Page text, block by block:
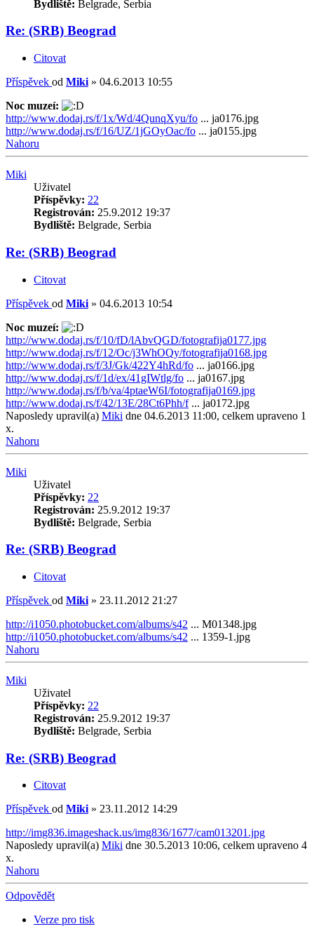
Bydliště: Belgrade, Serbia
Re: (SRB) Beograd
Citovat
Příspěvek od Miki » 04.6.2013 10:55
Noc muzeí:
http://www.dodaj.rs/f/1x/Wd/4QunqXyu/fo ... ja0176.jpg
http://www.dodaj.rs/f/16/UZ/1jGOyOac/fo ... ja0155.jpg
Nahoru
Miki
Uživatel
Příspěvky: 22
Registrován: 25.9.2012 19:37
Bydliště: Belgrade, Serbia
Re: (SRB) Beograd
Citovat
Příspěvek od Miki » 04.6.2013 10:54
Noc muzeí:
http://www.dodaj.rs/f/10/fD/lAbvQGD/fotografija0177.jpg
http://www.dodaj.rs/f/12/Oc/j3WhOQy/fotografija0168.jpg
http://www.dodaj.rs/f/3J/Gk/422Y4hRd/fo ... ja0166.jpg
http://www.dodaj.rs/f/1d/ex/41gIWtlg/fo ... ja0167.jpg
http://www.dodaj.rs/f/b/va/4ptaeW6I/fotografija0169.jpg
http://www.dodaj.rs/f/42/13E/28Ct6Phh/f... ja0172.jpg
Naposledy upravil(a) Miki dne 04.6.2013 11:00, celkem upraveno 1
x.
Nahoru
Miki
Uživatel
Příspěvky: 22
Registrován: 25.9.2012 19:37
Bydliště: Belgrade, Serbia
Re: (SRB) Beograd
Citovat
Příspěvek od Miki » 23.11.2012 21:27
http://i1050.photobucket.com/albums/s42 ... M01348.jpg
http://i1050.photobucket.com/albums/s42 ... 1359-1.jpg
Nahoru
Miki
Uživatel
Příspěvky: 22
Registrován: 25.9.2012 19:37
Bydliště: Belgrade, Serbia
Re: (SRB) Beograd
Citovat
Příspěvek od Miki» 23.11.2012 14:29
http://img836.imageshack.us/img836/1677/cam013201.jpg
Naposledy upravil(a) Miki dne 30.5.2013 10:06, celkem upraveno 4
x.
Nahoru
Odpovědět
Verze pro tisk